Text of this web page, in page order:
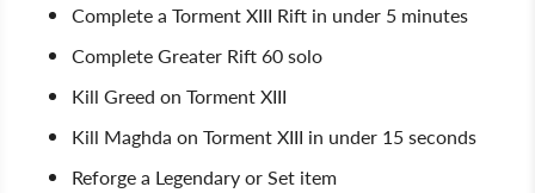
Complete a Torment XIII Rift in under 5 minutes
Complete Greater Rift 60 solo
Kill Greed on Torment XIII
Kill Maghda on Torment XIII in under 15 seconds
Reforge a Legendary or Set item